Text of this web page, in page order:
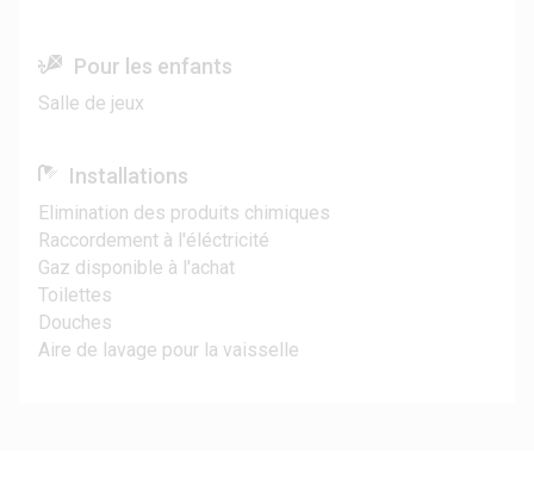
Pour les enfants
Salle de jeux
Installations
Elimination des produits chimiques
Raccordement à l'éléctricité
Gaz disponible à l'achat
Toilettes
Douches
Aire de lavage pour la vaisselle